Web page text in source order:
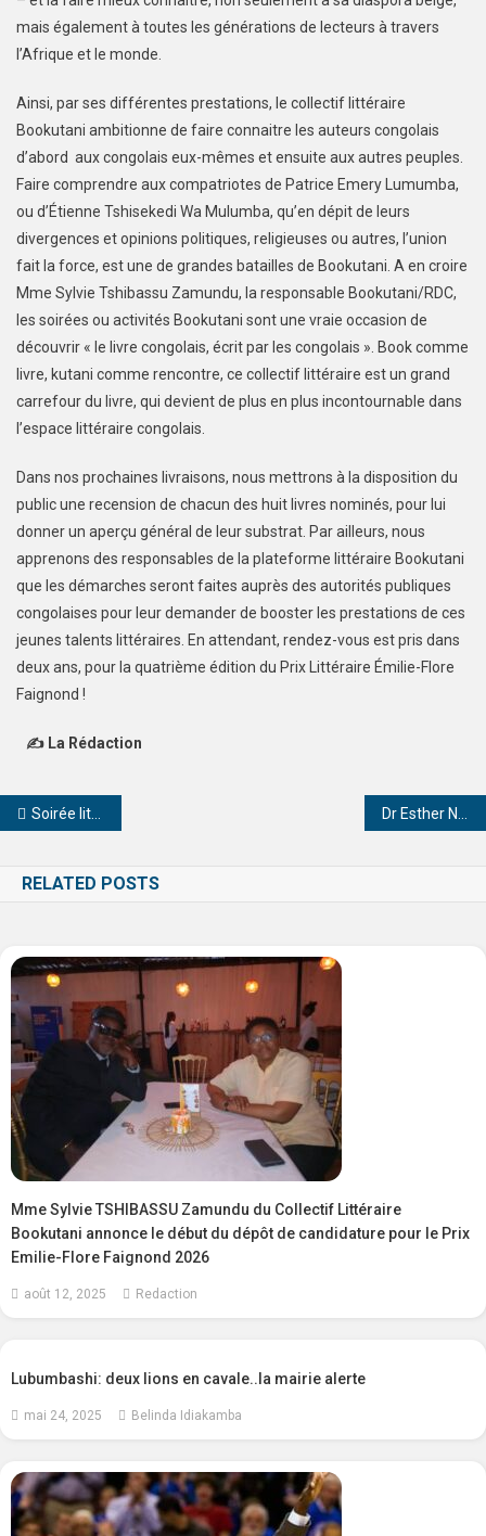
mais également à toutes les générations de lecteurs à travers
l’Afrique et le monde.
Ainsi, par ses différentes prestations, le collectif littéraire
Bookutani ambitionne de faire connaitre les auteurs congolais
d’abord aux congolais eux-mêmes et ensuite aux autres peuples.
Faire comprendre aux compatriotes de Patrice Emery Lumumba,
ou d’Étienne Tshisekedi Wa Mulumba, qu’en dépit de leurs
divergences et opinions politiques, religieuses ou autres, l’union
fait la force, est une de grandes batailles de Bookutani. A en croire
Mme Sylvie Tshibassu Zamundu, la responsable Bookutani/RDC,
les soirées ou activités Bookutani sont une vraie occasion de
découvrir « le livre congolais, écrit par les congolais ». Book comme
livre, kutani comme rencontre, ce collectif littéraire est un grand
carrefour du livre, qui devient de plus en plus incontournable dans
l’espace littéraire congolais.
Dans nos prochaines livraisons, nous mettrons à la disposition du
public une recension de chacun des huit livres nominés, pour lui
donner un aperçu général de leur substrat. Par ailleurs, nous
apprenons des responsables de la plateforme littéraire Bookutani
que les démarches seront faites auprès des autorités publiques
congolaises pour leur demander de booster les prestations de ces
jeunes talents littéraires. En attendant, rendez-vous est pris dans
deux ans, pour la quatrième édition du Prix Littéraire Émilie-Flore
Faignond !
✍ La Rédaction
Soirée littérature BOOKUTANI : « L’implacable Kinshasa », de Marc Kanyinda, un recueil de 12 nouvelles, rafle le grand prix littéraire Emilie-Flore Faignond.
RELATED POSTS
Mme Sylvie TSHIBASSU Zamundu du Collectif Littéraire
Bookutani annonce le début du dépôt de candidature pour le Prix
Emilie-Flore Faignond 2026
août 12, 2025 Redaction
Lubumbashi: deux lions en cavale..la mairie alerte
mai 24, 2025 Belinda Idiakamba